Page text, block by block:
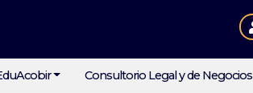
Consultorio Legal y de Negocios